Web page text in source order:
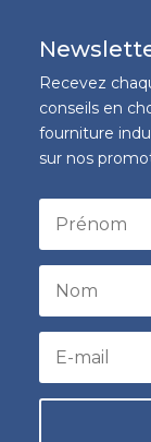
Recevez
conseils en
fourniture
sur nos